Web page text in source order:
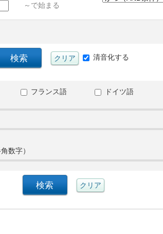
～で始まる
清音化する
フランス語 ドイツ語
数字）